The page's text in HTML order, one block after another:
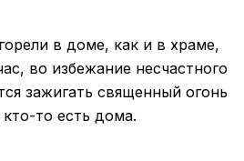
в доме, как и в храме,
во избежание несчастного
зажигать священный огонь
кто-то есть дома.